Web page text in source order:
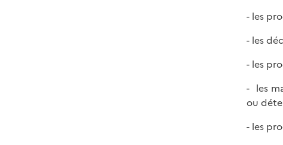
- les
- les
- les
- les
ou
- les